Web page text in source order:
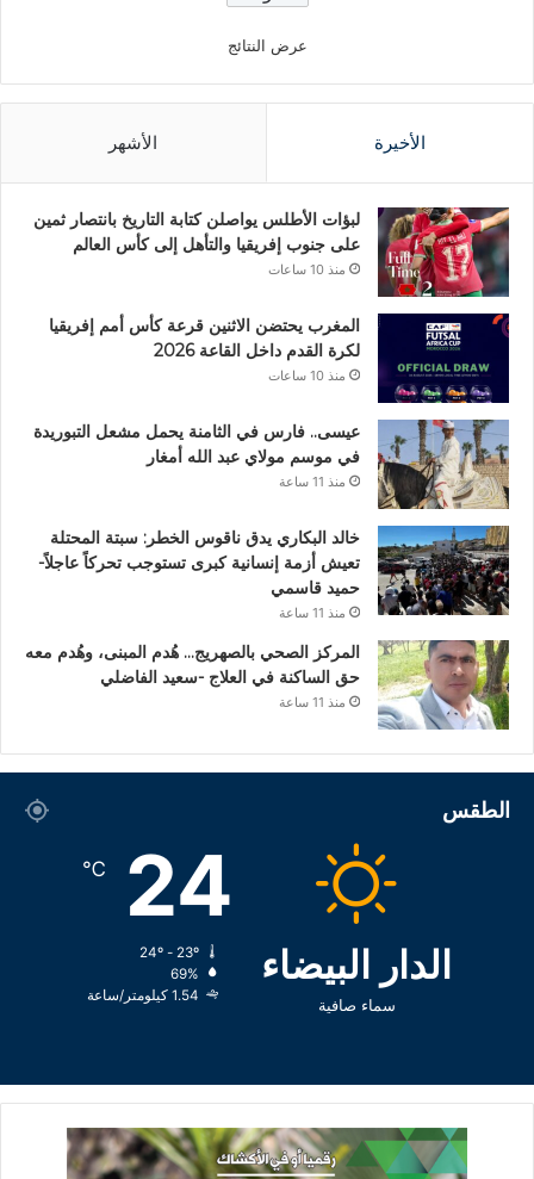
عرض النتائج
الأخيرة الأشهر
لبؤات الأطلس يواصلن كتابة التاريخ بانتصار ثمين
على جنوب إفريقيا والتأهل إلى كأس العالم
منذ 10 ساعات
المغرب يحتضن الاثنين قرعة كأس أمم إفريقيا
لكرة القدم داخل القاعة 2026
منذ 10 ساعات
عيسى.. فارس في الثامنة يحمل مشعل التبوريدة
في موسم مولاي عبد الله أمغار
منذ 11 ساعة
خالد البكاري يدق ناقوس الخطر: سبتة المحتلة
تعيش أزمة إنسانية كبرى تستوجب تحركاً عاجلاً-
حميد قاسمي
منذ 11 ساعة
المركز الصحي بالصهريج… هُدم المبنى، وهُدم معه
حق الساكنة في العلاج -سعيد الفاضلي
منذ 11 ساعة
الطقس
الدار البيضاء
سماء صافية
24
℃
69%
1.54 كيلومتر/ساعة